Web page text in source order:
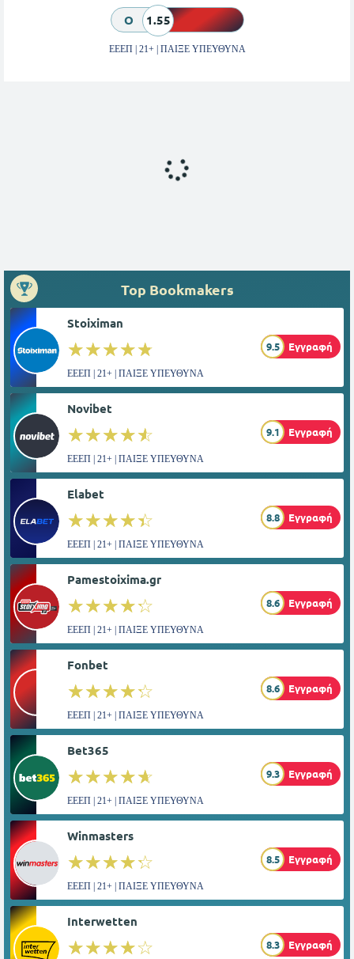
O 1.55
ΕΕΕΠ | 21+ | ΠΑΙΞΕ ΥΠΕΥΘΥΝΑ
Top Bookmakers
Stoiximan
☆☆☆☆☆
★★★★★ 9.5 Εγγραφή
ΕΕΕΠ | 21+ | ΠΑΙΞΕ ΥΠΕΥΘΥΝΑ
Novibet
☆☆☆☆☆
★★★★★ 9.1 Εγγραφή
ΕΕΕΠ | 21+ | ΠΑΙΞΕ ΥΠΕΥΘΥΝΑ
Elabet
☆☆☆☆☆
★★★★★ 8.8 Εγγραφή
ΕΕΕΠ | 21+ | ΠΑΙΞΕ ΥΠΕΥΘΥΝΑ
Pamestoixima.gr
☆☆☆☆☆
★★★★★ 8.6 Εγγραφή
ΕΕΕΠ | 21+ | ΠΑΙΞΕ ΥΠΕΥΘΥΝΑ
Fonbet
☆☆☆☆☆
★★★★★ 8.6 Εγγραφή
ΕΕΕΠ | 21+ | ΠΑΙΞΕ ΥΠΕΥΘΥΝΑ
Bet365
☆☆☆☆☆
★★★★★ 9.3 Εγγραφή
ΕΕΕΠ | 21+ | ΠΑΙΞΕ ΥΠΕΥΘΥΝΑ
Winmasters
☆☆☆☆☆
★★★★★ 8.5 Εγγραφή
ΕΕΕΠ | 21+ | ΠΑΙΞΕ ΥΠΕΥΘΥΝΑ
Interwetten
☆☆☆☆☆
★★★★★ 8.3 Εγγραφή